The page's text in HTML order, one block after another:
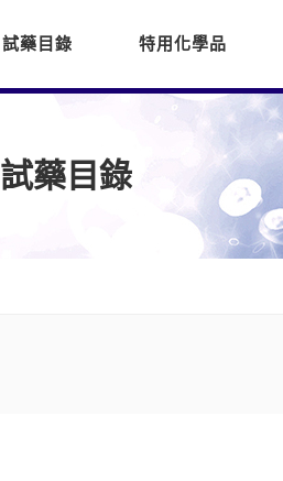
試藥目錄
試藥目錄 特用化學品